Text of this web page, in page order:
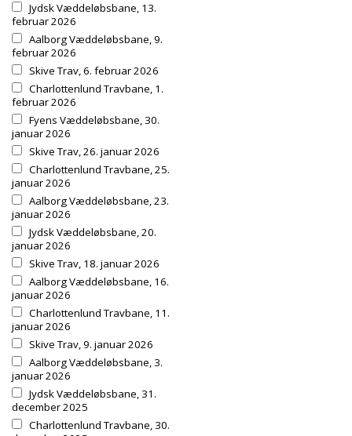
Jydsk Væddeløbsbane, 13.
februar 2026
Aalborg Væddeløbsbane, 9.
februar 2026
Skive Trav, 6. februar 2026
Charlottenlund Travbane, 1.
februar 2026
Fyens Væddeløbsbane, 30.
januar 2026
Skive Trav, 26. januar 2026
Charlottenlund Travbane, 25.
januar 2026
Aalborg Væddeløbsbane, 23.
januar 2026
Jydsk Væddeløbsbane, 20.
januar 2026
Skive Trav, 18. januar 2026
Aalborg Væddeløbsbane, 16.
januar 2026
Charlottenlund Travbane, 11.
januar 2026
Skive Trav, 9. januar 2026
Aalborg Væddeløbsbane, 3.
januar 2026
Jydsk Væddeløbsbane, 31.
december 2025
Charlottenlund Travbane, 30.